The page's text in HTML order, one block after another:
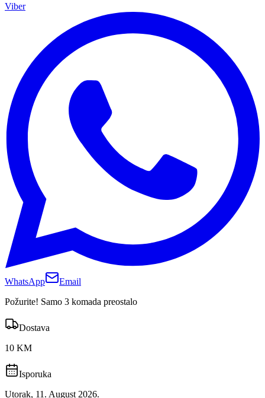
Viber
WhatsApp
Email
Požurite! Samo 3 komada preostalo
Dostava
10 KM
Isporuka
Utorak, 11. August 2026.